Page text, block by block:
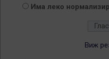
Има леко
Виж